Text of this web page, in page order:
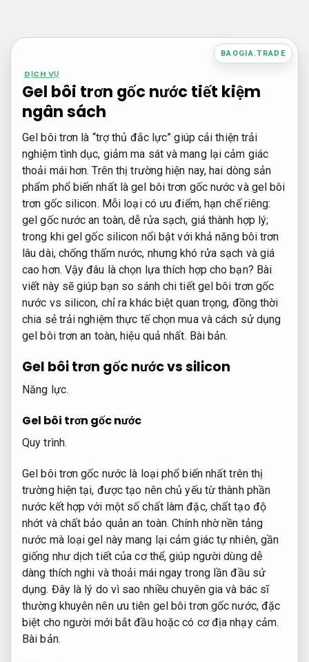
nội
BAOGIA.TRADE
DỊCH VỤ
Gel bôi trơn gốc nước tiết kiệm
ngân sách
Gel bôi trơn là “trợ thủ đắc lực” giúp cải thiện trải
nghiệm tình dục, giảm ma sát và mang lại cảm giác
thoải mái hơn. Trên thị trường hiện nay, hai dòng sản
phẩm phổ biến nhất là gel bôi trơn gốc nước và gel bôi
trơn gốc silicon. Mỗi loại có ưu điểm, hạn chế riêng:
gel gốc nước an toàn, dễ rửa sạch, giá thành hợp lý;
trong khi gel gốc silicon nổi bật với khả năng bôi trơn
lâu dài, chống thấm nước, nhưng khó rửa sạch và giá
cao hơn. Vậy đâu là chọn lựa thích hợp cho bạn? Bài
viết này sẽ giúp bạn so sánh chi tiết gel bôi trơn gốc
nước vs silicon, chỉ ra khác biệt quan trọng, đồng thời
chia sẻ trải nghiệm thực tế chọn mua và cách sử dụng
gel bôi trơn an toàn, hiệu quả nhất. Bài bản.
Gel bôi trơn gốc nước vs silicon
Năng lực.
Gel bôi trơn gốc nước
Quy trình.
Gel bôi trơn gốc nước là loại phổ biến nhất trên thị
trường hiện tại, được tạo nên chủ yếu từ thành phần
nước kết hợp với một số chất làm đặc, chất tạo độ
nhớt và chất bảo quản an toàn. Chính nhờ nền tảng
nước mà loại gel này mang lại cảm giác tự nhiên, gần
giống như dịch tiết của cơ thể, giúp người dùng dễ
dàng thích nghi và thoải mái ngay trong lần đầu sử
dụng. Đây là lý do vì sao nhiều chuyên gia và bác sĩ
thường khuyên nên ưu tiên gel bôi trơn gốc nước, đặc
biệt cho người mới bắt đầu hoặc có cơ địa nhạy cảm.
Bài bản.